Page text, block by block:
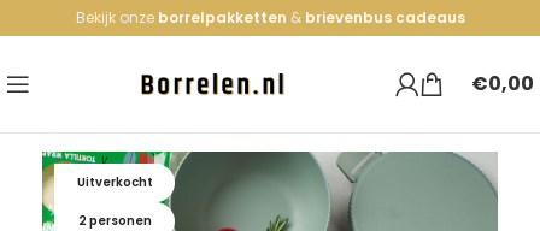
Bekijk onze borrelpakketten & brievenbus cadeaus
€0,00
Uitverkocht
2 personen